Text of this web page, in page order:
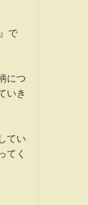
で
につ
いき
てい
てく